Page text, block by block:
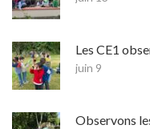
Les CE1
juin 9
Observons